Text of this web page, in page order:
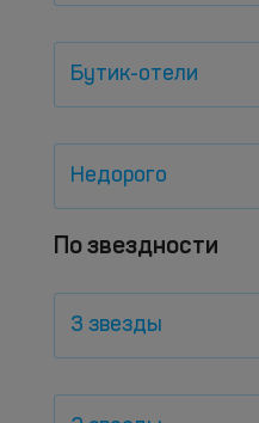
Бутик-отели
Недорого
По звездности
3 звезды